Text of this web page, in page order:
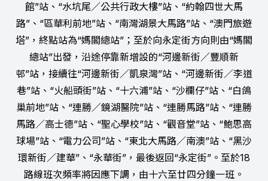
館”站、“水坑尾／公共行政大樓”站、“約翰四世大馬
路”、“區華利前地”站、“南灣湖景大馬路”站、“澳門旅遊
塔”，終點站為“媽閣總站”；至於向永定街方向則由“媽閣
總站”出發，沿途停靠新增設的“河邊新街／豐順新
邨”站，接續往“河邊新街／凱泉灣”站、“河邊新街／李道
巷”站、“火船頭街”站、“十六浦”站、“沙欄仔”站、“白鴿
巢前地”站、“連勝／鏡湖醫院”站、“連勝馬路”站、“連勝
馬路／高士德”站、“聖心學校”站、“觀音堂”站、“鮑思高
球場”站、“電力公司”站、“東北大馬路／南澳”站、“黑沙
環新街／建華”、“永華街”，最後返回“永定街”。至於18
路線班次頻率將因應下調，由十六至廿四分鐘一班。